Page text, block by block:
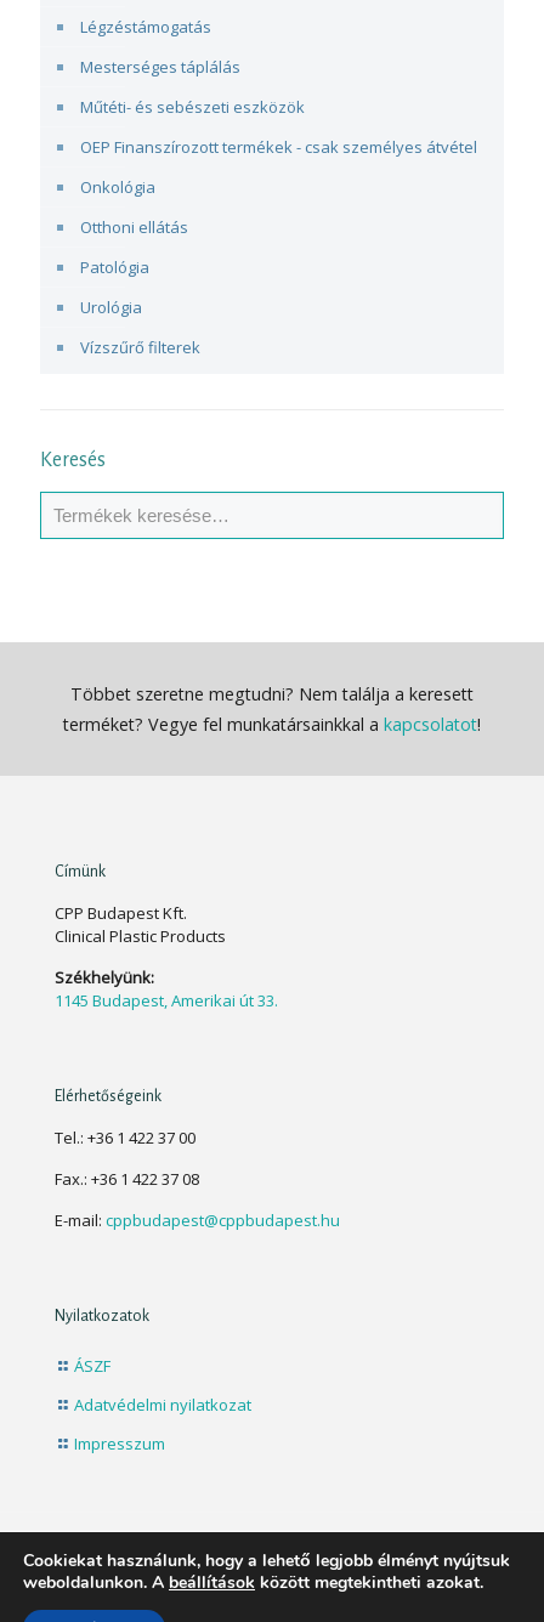
Légzéstámogatás
Mesterséges táplálás
Műtéti- és sebészeti eszközök
OEP Finanszírozott termékek - csak személyes átvétel
Onkológia
Otthoni ellátás
Patológia
Urológia
Vízszűrő filterek
Keresés
Többet szeretne megtudni? Nem találja a keresett
terméket? Vegye fel munkatársainkkal a kapcsolatot!
Címünk
CPP Budapest Kft.
Clinical Plastic Products
Székhelyünk:
1145 Budapest, Amerikai út 33.
Elérhetőségeink
Tel.: +36 1 422 37 00
Fax.: +36 1 422 37 08
E-mail: cppbudapest@cppbudapest.hu
Nyilatkozatok
ÁSZF
Adatvédelmi nyilatkozat
Impresszum
© 2024 CPP Budapest Kft. - Webáruház | All Rights
Reserved | Created by:WinklerNet.hu
Cookiekat használunk, hogy a lehető legjobb élményt nyújtsuk
weboldalunkon. A beállítások között megtekintheti azokat.